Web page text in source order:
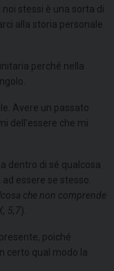
noi stessi è una sorta di
alla storia personale
perché nella
Avere un passato
dell’essere che mi
dentro di sé qualcosa
essere se stesso.
che non comprende
5,7).
poiché
certo qual modo la